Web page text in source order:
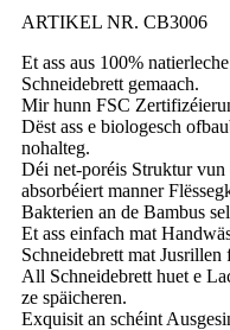
ARTIKEL NR. CB3006
Et ass aus 100%
Schneidebrett gemaach.
Mir hunn FSC
Dëst ass e biologesch
nohalteg.
Déi net-poréis Struktur vun
absorbéiert manner
Bakterien an de Bambus
Et ass einfach mat
Schneidebrett mat Jusrillen
All Schneidebrett huet e
ze späicheren.
Exquisit an schéint